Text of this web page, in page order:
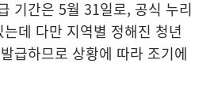
기간은 5월 31일로, 공식 누리
데 다만 지역별 정해진 청년
급하므로 상황에 따라 조기에